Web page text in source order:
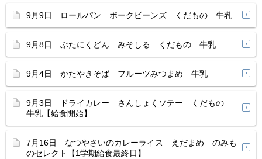
9月9日 ロールパン ポークビーンズ くだもの 牛乳
9月8日 ぶたにくどん みそしる くだもの 牛乳
9月4日 かたやきそば フルーツみつまめ 牛乳
9月3日 ドライカレー さんしょくソテー くだもの
牛乳【給食開始】
7月16日 なつやさいのカレーライス えだまめ のみも
のセレクト【1学期給食最終日】